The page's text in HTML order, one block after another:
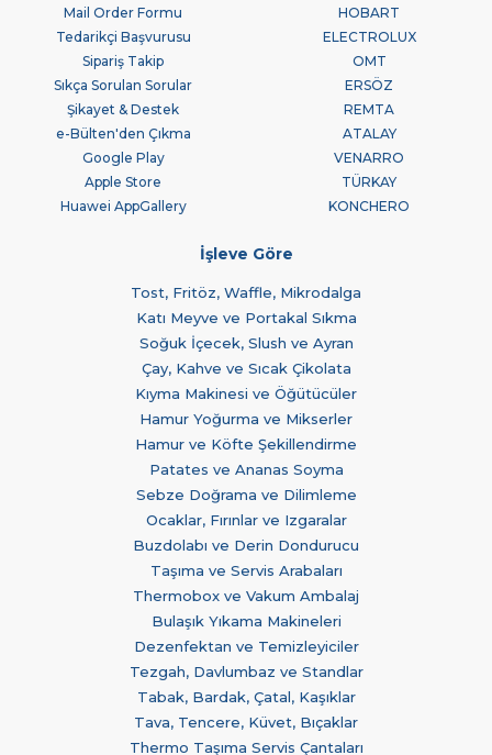
Mail Order Formu
Tedarikçi Başvurusu
Sipariş Takip
Sıkça Sorulan Sorular
Şikayet & Destek
e-Bülten'den Çıkma
Google Play
Apple Store
Huawei AppGallery
HOBART
ELECTROLUX
OMT
ERSÖZ
REMTA
ATALAY
VENARRO
TÜRKAY
KONCHERO
İşleve Göre
Tost, Fritöz, Waffle, Mikrodalga
Katı Meyve ve Portakal Sıkma
Soğuk İçecek, Slush ve Ayran
Çay, Kahve ve Sıcak Çikolata
Kıyma Makinesi ve Öğütücüler
Hamur Yoğurma ve Mikserler
Hamur ve Köfte Şekillendirme
Patates ve Ananas Soyma
Sebze Doğrama ve Dilimleme
Ocaklar, Fırınlar ve Izgaralar
Buzdolabı ve Derin Dondurucu
Taşıma ve Servis Arabaları
Thermobox ve Vakum Ambalaj
Bulaşık Yıkama Makineleri
Dezenfektan ve Temizleyiciler
Tezgah, Davlumbaz ve Standlar
Tabak, Bardak, Çatal, Kaşıklar
Tava, Tencere, Küvet, Bıçaklar
Thermo Taşıma Servis Çantaları